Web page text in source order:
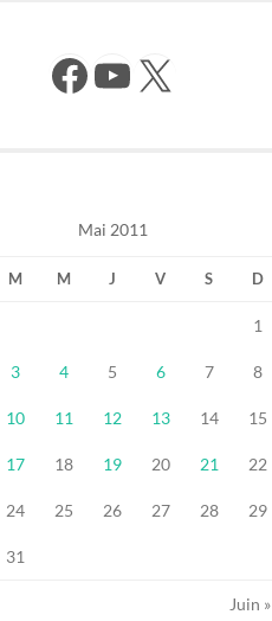
Facebook YouTube X
Mai 2011
M M J V S D
1
3 4 5 6 7 8
10 11 12 13 14 15
17 18 19 20 21 22
24 25 26 27 28 29
31
Juin »